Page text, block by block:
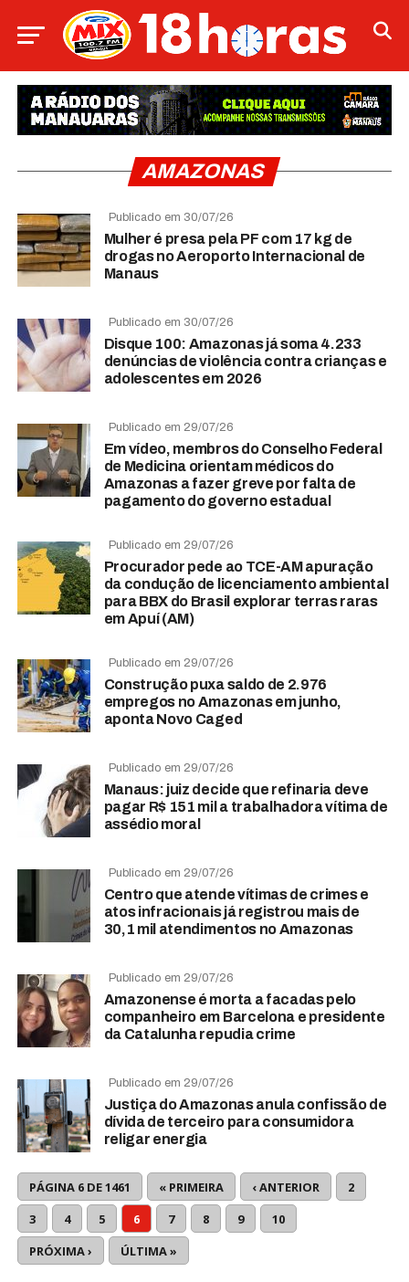
AMAZONAS
Publicado em 30/07/26
Mulher é presa pela PF com 17 kg de
drogas no Aeroporto Internacional de
Manaus
Publicado em 30/07/26
Disque 100: Amazonas já soma 4.233
denúncias de violência contra crianças e
adolescentes em 2026
Publicado em 29/07/26
Em vídeo, membros do Conselho Federal
de Medicina orientam médicos do
Amazonas a fazer greve por falta de
pagamento do governo estadual
Publicado em 29/07/26
Procurador pede ao TCE-AM apuração
da condução de licenciamento ambiental
para BBX do Brasil explorar terras raras
em Apuí (AM)
Publicado em 29/07/26
Construção puxa saldo de 2.976
empregos no Amazonas em junho,
aponta Novo Caged
Publicado em 29/07/26
Manaus: juiz decide que refinaria deve
pagar R$ 151 mil a trabalhadora vítima de
assédio moral
Publicado em 29/07/26
Centro que atende vítimas de crimes e
atos infracionais já registrou mais de
30,1 mil atendimentos no Amazonas
Publicado em 29/07/26
Amazonense é morta a facadas pelo
companheiro em Barcelona e presidente
da Catalunha repudia crime
Publicado em 29/07/26
Justiça do Amazonas anula confissão de
dívida de terceiro para consumidora
religar energia
PÁGINA 6 DE 1461 « PRIMEIRA ‹ ANTERIOR
2
3
4 5 6 7 8 9
10
PRÓXIMA ›
ÚLTIMA »